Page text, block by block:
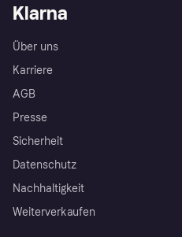
Klarna
Über uns
Karriere
AGB
Presse
Sicherheit
Datenschutz
Nachhaltigkeit
Weiterverkaufen